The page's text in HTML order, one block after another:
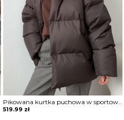
Pikowana kurtka puchowa w sportowym stylu Semiye
519.99 zł